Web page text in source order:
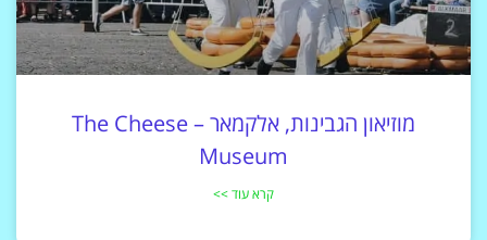
מוזיאון הגבינות, אלקמאר – The Cheese
Museum
קרא עוד >>